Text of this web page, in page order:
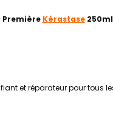
Kérastase250ml
et réparateur pour tous